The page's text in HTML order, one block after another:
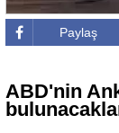
Paylaş
ABD'nin